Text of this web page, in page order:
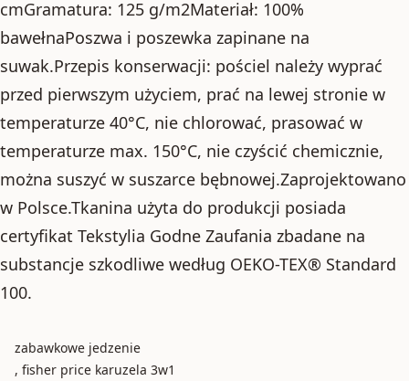
cmGramatura: 125 g/m2Materiał: 100%
bawełnaPoszwa i poszewka zapinane na
suwak.Przepis konserwacji: pościel należy wyprać
przed pierwszym użyciem, prać na lewej stronie w
temperaturze 40°C, nie chlorować, prasować w
temperaturze max. 150°C, nie czyścić chemicznie,
można suszyć w suszarce bębnowej.Zaprojektowano
w Polsce.Tkanina użyta do produkcji posiada
certyfikat Tekstylia Godne Zaufania zbadane na
substancje szkodliwe według OEKO-TEX® Standard
100.
zabawkowe jedzenie
, fisher price karuzela 3w1